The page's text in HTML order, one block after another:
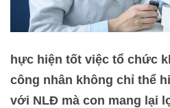
hực hiện tốt việc tổ chức
công nhân không chỉ thể
với NLĐ mà con mang lại